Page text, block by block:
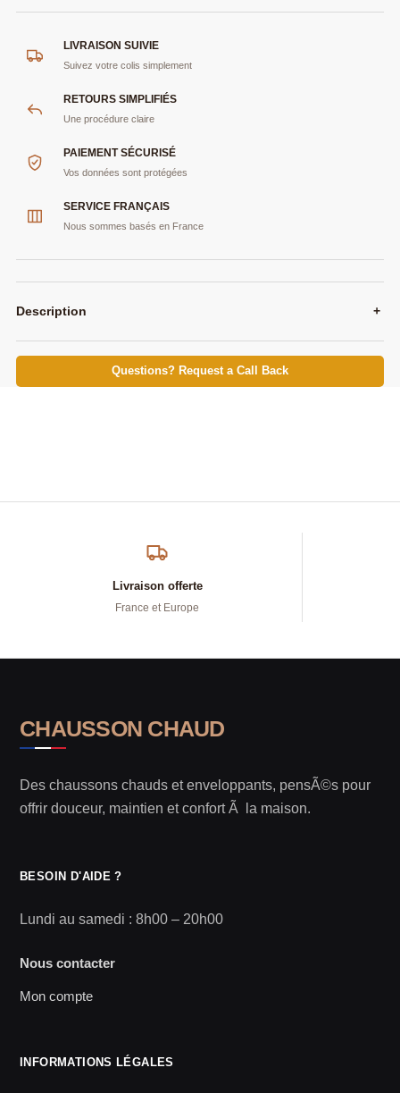
LIVRAISON SUIVIE
Suivez votre colis simplement
RETOURS SIMPLIFIÉS
Une procédure claire
PAIEMENT SÉCURISÉ
Vos données sont protégées
SERVICE FRANÇAIS
Nous sommes basés en France
Description +
Questions? Request a Call Back
Livraison offerte
France et Europe
CHAUSSON CHAUD
Des chaussons chauds et enveloppants, pensÃ©s pour
offrir douceur, maintien et confort Ã la maison.
BESOIN D'AIDE ?
Lundi au samedi : 8h00 – 20h00
Nous contacter
Mon compte
INFORMATIONS LÉGALES